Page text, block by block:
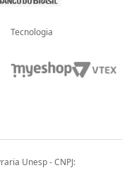
Tecnologia
Unesp - CNPJ: